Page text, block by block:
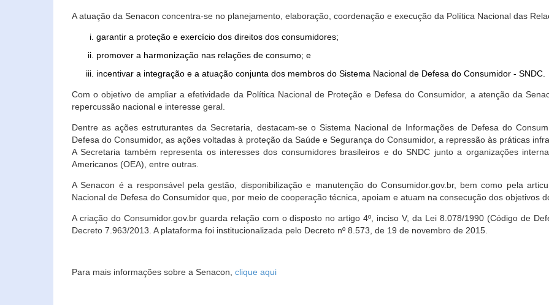
A atuação da Senacon concentra-se no planejamento, elaboração, coordenação e execução da Política Nacional das
garantir a proteção e exercício dos direitos dos consumidores;
promover a harmonização nas relações de consumo; e
incentivar a integração e a atuação conjunta dos membros do Sistema Nacional de Defesa do Consumidor - SNDC.
Com o objetivo de ampliar a efetividade da Política Nacional de Proteção e Defesa do Consumidor, a atenção da
repercussão nacional e interesse geral.
Dentre as ações estruturantes da Secretaria, destacam-se o Sistema Nacional de Informações de Defesa do
Defesa do Consumidor, as ações voltadas à proteção da Saúde e Segurança do Consumidor, a repressão às práticas
A Secretaria também representa os interesses dos consumidores brasileiros e do SNDC junto a organizações
Americanos (OEA), entre outras.
A Senacon é a responsável pela gestão, disponibilização e manutenção do Consumidor.gov.br, bem como pela
Nacional de Defesa do Consumidor que, por meio de cooperação técnica, apoiam e atuam na consecução dos objetivos
A criação do Consumidor.gov.br guarda relação com o disposto no artigo 4º, inciso V, da Lei 8.078/1990 (Código de
Decreto 7.963/2013. A plataforma foi institucionalizada pelo Decreto nº 8.573, de 19 de novembro de 2015.
Para mais informações sobre a Senacon, clique aqui